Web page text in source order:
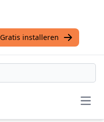
Gratis installeren